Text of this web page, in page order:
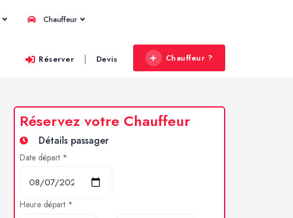
Chauffeur
Réserver | Devis Chauffeur ?
Réservez votre Chauffeur
Détails passager
Date départ *
Heure départ *